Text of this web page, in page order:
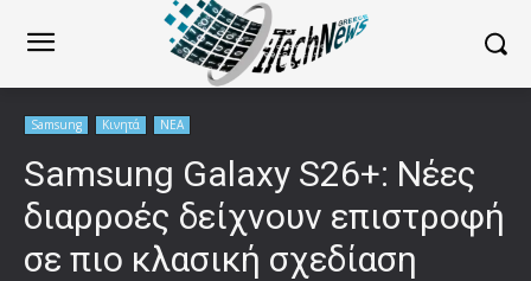
Samsung Κινητά ΝΕΑ
Samsung Galaxy S26+: Νέες
διαρροές δείχνουν επιστροφή
σε πιο κλασική σχεδίαση